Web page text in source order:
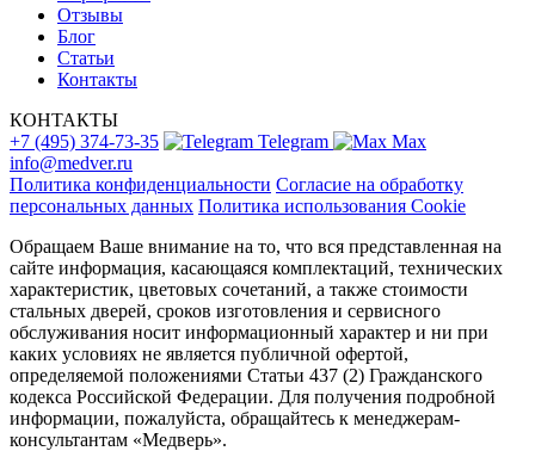
Отзывы
Блог
Статьи
Контакты
КОНТАКТЫ
+7 (495) 374-73-35
Telegram
Max
info@medver.ru
Политика конфиденциальности Согласие на обработку
персональных данных Политика использования Cookie
Обращаем Ваше внимание на то, что вся представленная на
сайте информация, касающаяся комплектаций, технических
характеристик, цветовых сочетаний, а также стоимости
стальных дверей, сроков изготовления и сервисного
обслуживания носит информационный характер и ни при
каких условиях не является публичной офертой,
определяемой положениями Статьи 437 (2) Гражданского
кодекса Российской Федерации. Для получения подробной
информации, пожалуйста, обращайтесь к менеджерам-
консультантам «Медверь».